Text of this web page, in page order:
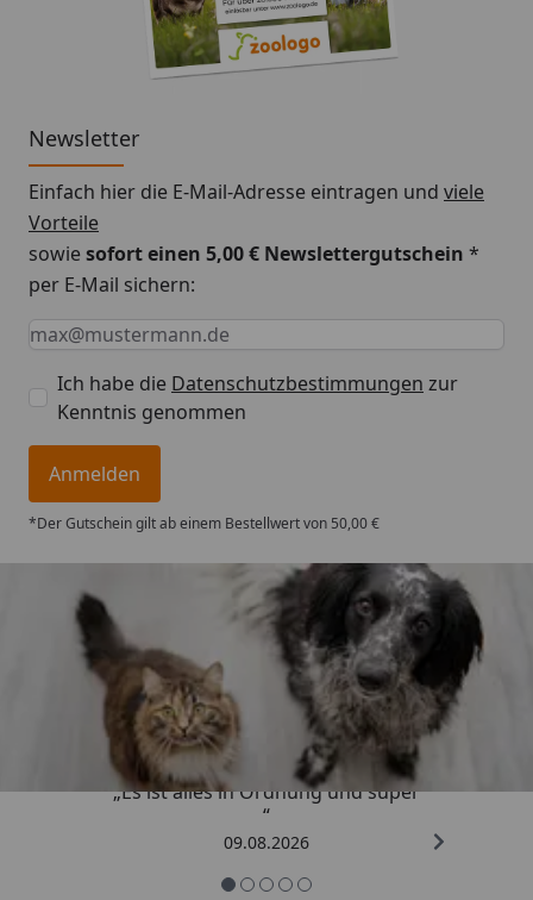
Newsletter
Einfach hier die E-Mail-Adresse eintragen und viele
Vorteile
sowiesofort einen 5,00 € Newslettergutschein *
per E-Mail sichern:
Keine Eingabe erforderlich
Eingabe erforderlich
E-Mail *
Ich habe die Datenschutzbestimmungen zur
Kenntnis genommen
Anmelden
*Der Gutschein gilt ab einem Bestellwert von 50,00 €
Trusted Shops
4,73/ 5
„Es ist alles in Ordnung und super
“
09.08.2026